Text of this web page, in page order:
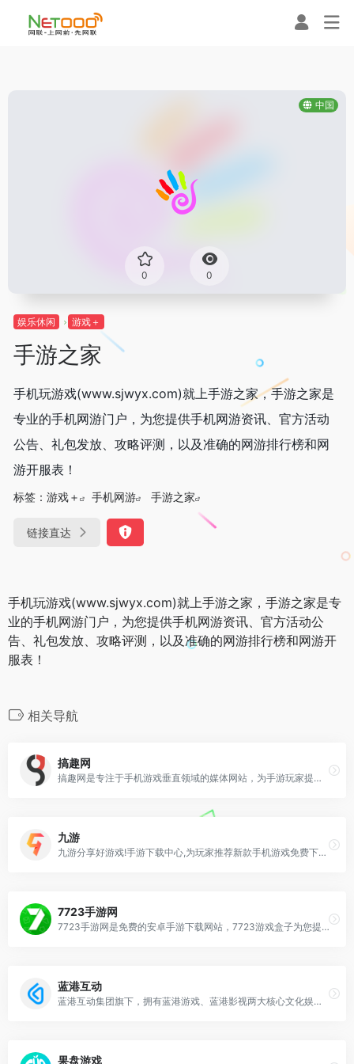
中国
0 0
娱乐休闲 游戏＋
手游之家
手机玩游戏(www.sjwyx.com)就上手游之家，手游之家是
专业的手机网游门户，为您提供手机网游资讯、官方活动
公告、礼包发放、攻略评测，以及准确的网游排行榜和网
游开服表！
标签： 游戏＋ 手机网游 手游之家
链接直达
手机玩游戏(www.sjwyx.com)就上手游之家，手游之家是专
业的手机网游门户，为您提供手机网游资讯、官方活动公
告、礼包发放、攻略评测，以及准确的网游排行榜和网游开
服表！
相关导航
搞趣网
搞趣网是专注于手机游戏垂直领域的媒体网站，为手游玩家提供最新最好玩的苹果iphone手机游戏下载、安卓游戏免费下载，还有新鲜的手机游戏资讯、攻略、评测，以及手机网游礼包发放、玩家交流等，是手游爱好者最爱的专业网站。
九游
九游分享好游戏!手游下载中心,为玩家推荐新款手机游戏免费下载,热门的手游排行榜,最近好玩的手机游戏攻略。
7723手游网
7723手游网是免费的安卓手游下载网站，7723游戏盒子为您提供了各种免费手机小游戏，汉化版游戏、安卓游戏存档、手机网游辅助工具，免费手机应用app软件下载。
蓝港互动
蓝港互动集团旗下，拥有蓝港游戏、蓝港影视两大核心文化娱乐品牌。蓝港互动将以高品质的内容传播文化力量，推动产业发展。
果盘游戏